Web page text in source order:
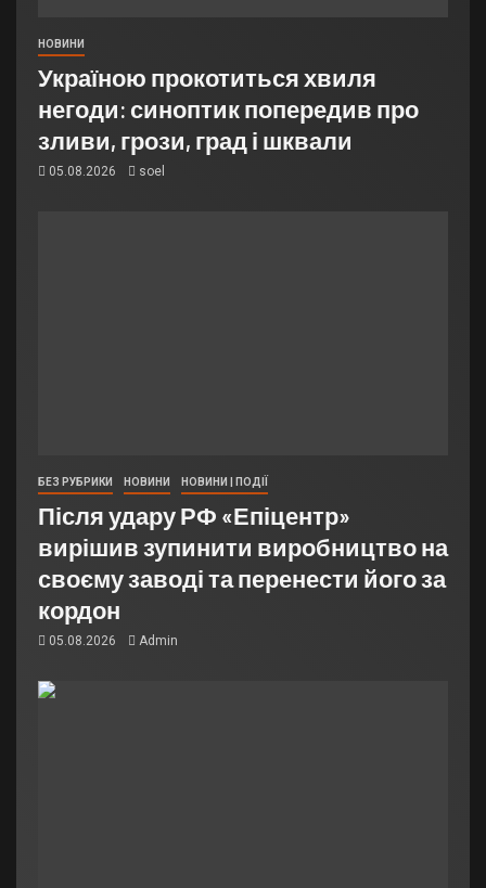
НОВИНИ
Україною прокотиться хвиля
негоди: синоптик попередив про
зливи, грози, град і шквали
05.08.2026 soel
БЕЗ РУБРИКИ НОВИНИ НОВИНИ | ПОДІЇ
Після удару РФ «Епіцентр»
вирішив зупинити виробництво на
своєму заводі та перенести його за
кордон
05.08.2026 Admin